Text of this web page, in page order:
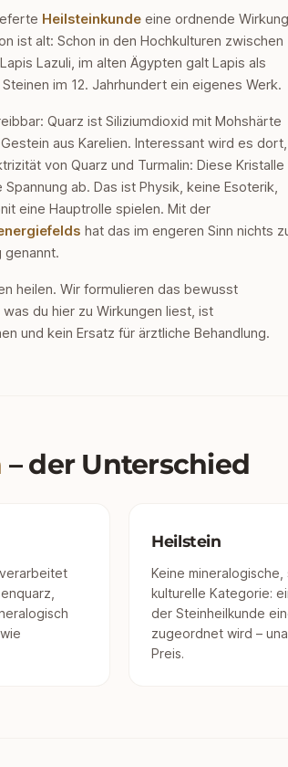
Heilsteinkunde eine ordnende Wirkung
ist alt: Schon in den Hochkulturen zwischen
Lazuli, im alten Ägypten galt Lapis als
im 12. Jahrhundert ein eigenes Werk.
Quarz ist Siliziumdioxid mit Mohshärte
aus Karelien. Interessant wird es dort,
von Quarz und Turmalin: Diese Kristalle
ab. Das ist Physik, keine Esoterik,
eine Hauptrolle spielen. Mit der
hat das im engeren Sinn nichts
genannt.
heilen. Wir formulieren das bewusst
du hier zu Wirkungen liest, ist
und kein Ersatz für ärztliche Behandlung.
– der Unterschied
Heilstein
Keine
kulturelle Kategorie:
der Steinheilkunde
zugeordnet wird –
Preis.